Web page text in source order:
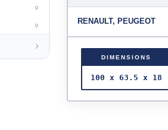
9
9
8
RENAULT, PEUGEOT
DIMENSIONS
100 x 63.5 x 18